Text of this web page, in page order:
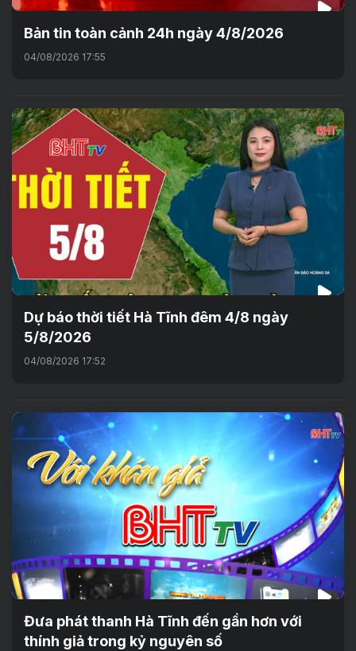
Bản tin toàn cảnh 24h ngày 4/8/2026
04/08/2026 17:55
Dự báo thời tiết Hà Tĩnh đêm 4/8 ngày
5/8/2026
04/08/2026 17:52
Đưa phát thanh Hà Tĩnh đến gần hơn với
thính giả trong kỷ nguyên số